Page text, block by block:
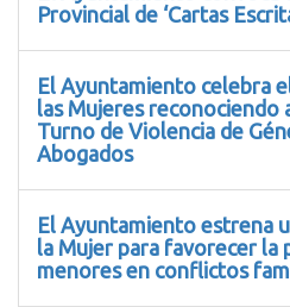
Provincial de ‘Cartas
El Ayuntamiento celebra
las Mujeres reconociendo
Turno de Violencia de
Abogados
El Ayuntamiento estrena
la Mujer para favorecer la
menores en conflictos